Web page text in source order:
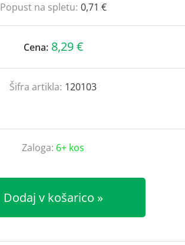
Popust na spletu: 0,71 €
Cena: 8,29 €
Šifra artikla: 120103
Zaloga: 6+ kos
Dodaj v košarico